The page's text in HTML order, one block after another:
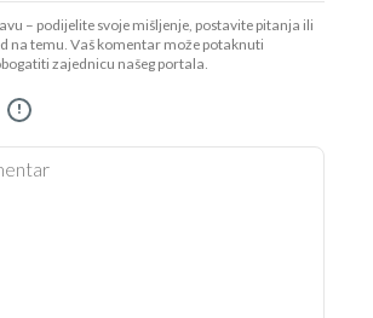
– podijelite svoje mišljenje, postavite pitanja ili
na temu. Vaš komentar može potaknuti
zajednicu našeg portala.
!